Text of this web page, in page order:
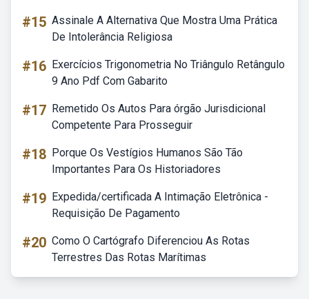
#15 Assinale A Alternativa Que Mostra Uma Prática
De Intolerância Religiosa
#16 Exercícios Trigonometria No Triângulo Retângulo
9 Ano Pdf Com Gabarito
#17 Remetido Os Autos Para órgão Jurisdicional
Competente Para Prosseguir
#18 Porque Os Vestígios Humanos São Tão
Importantes Para Os Historiadores
#19 Expedida/certificada A Intimação Eletrônica -
Requisição De Pagamento
#20 Como O Cartógrafo Diferenciou As Rotas
Terrestres Das Rotas Marítimas